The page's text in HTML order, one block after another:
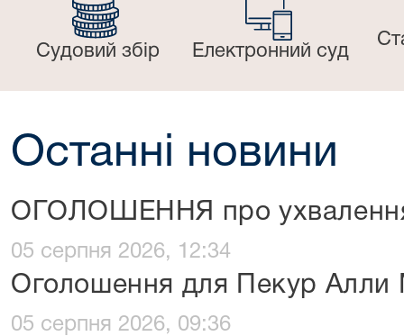
Судовий збір Електронний суд
Останні новини
ОГОЛОШЕННЯ про ухвалення
05 серпня 2026, 12:34
Оголошення для Пекур Алли
05 серпня 2026, 09:36